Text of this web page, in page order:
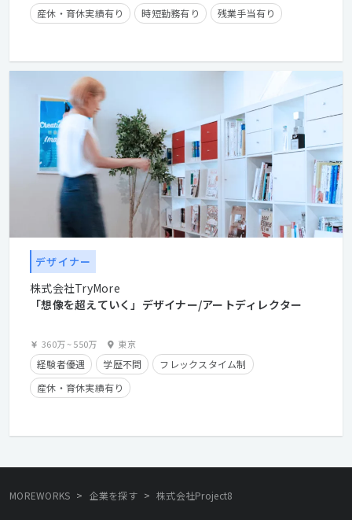
産休・育休実績有り 時短勤務有り 残業手当有り
デザイナー
株式会社TryMore
「想像を超えていく」デザイナー/アートディレクター
360万~550万 東京
経験者優遇 学歴不問
フレックスタイム制
産休・育休実績有り
MOREWORKS > 企業を探す > 株式会社Project8